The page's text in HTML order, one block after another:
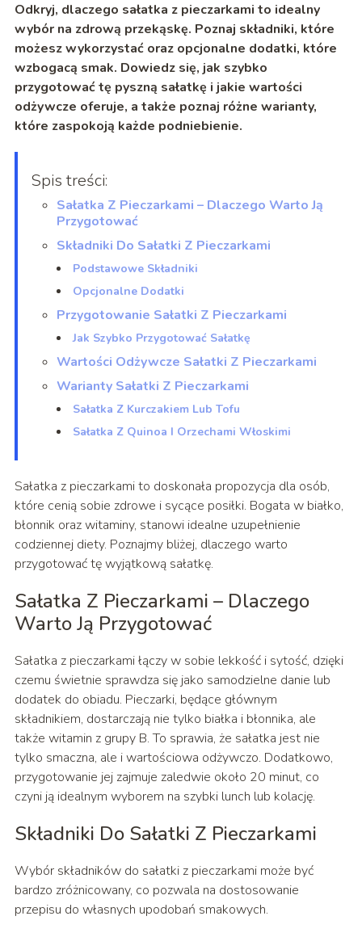
Odkryj, dlaczego sałatka z pieczarkami to idealny
wybór na zdrową przekąskę. Poznaj składniki, które
możesz wykorzystać oraz opcjonalne dodatki, które
wzbogacą smak. Dowiedz się, jak szybko
przygotować tę pyszną sałatkę i jakie wartości
odżywcze oferuje, a także poznaj różne warianty,
które zaspokoją każde podniebienie.
Spis treści:
Sałatka Z Pieczarkami – Dlaczego Warto Ją
Przygotować
Składniki Do Sałatki Z Pieczarkami
Podstawowe Składniki
Opcjonalne Dodatki
Przygotowanie Sałatki Z Pieczarkami
Jak Szybko Przygotować Sałatkę
Wartości Odżywcze Sałatki Z Pieczarkami
Warianty Sałatki Z Pieczarkami
Sałatka Z Kurczakiem Lub Tofu
Sałatka Z Quinoa I Orzechami Włoskimi
Sałatka z pieczarkami to doskonała propozycja dla osób,
które cenią sobie zdrowe i sycące posiłki. Bogata w białko,
błonnik oraz witaminy, stanowi idealne uzupełnienie
codziennej diety. Poznajmy bliżej, dlaczego warto
przygotować tę wyjątkową sałatkę.
Sałatka Z Pieczarkami – Dlaczego
Warto Ją Przygotować
Sałatka z pieczarkami łączy w sobie lekkość i sytość, dzięki
czemu świetnie sprawdza się jako samodzielne danie lub
dodatek do obiadu. Pieczarki, będące głównym
składnikiem, dostarczają nie tylko białka i błonnika, ale
także witamin z grupy B. To sprawia, że sałatka jest nie
tylko smaczna, ale i wartościowa odżywczo. Dodatkowo,
przygotowanie jej zajmuje zaledwie około 20 minut, co
czyni ją idealnym wyborem na szybki lunch lub kolację.
Składniki Do Sałatki Z Pieczarkami
Wybór składników do sałatki z pieczarkami może być
bardzo zróżnicowany, co pozwala na dostosowanie
przepisu do własnych upodobań smakowych.